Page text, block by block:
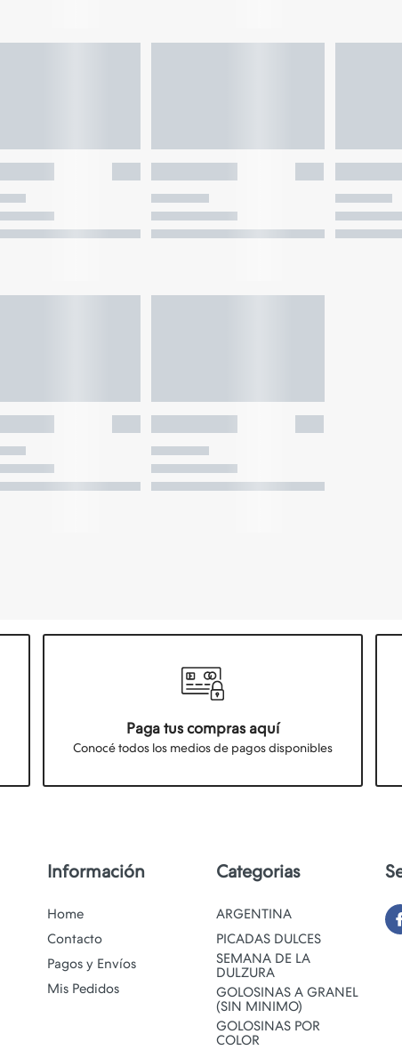
Paga tus compras aquí
Conocé todos los medios de pagos disponibles
Información
Home
Contacto
Pagos y Envíos
Mis Pedidos
Categorias
ARGENTINA
PICADAS DULCES
SEMANA DE LA
DULZURA
GOLOSINAS A GRANEL
(SIN MINIMO)
GOLOSINAS POR
COLOR